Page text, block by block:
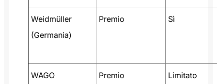
Weidmüller
(Germania)
Premio Sì
WAGO
Premio Limitato